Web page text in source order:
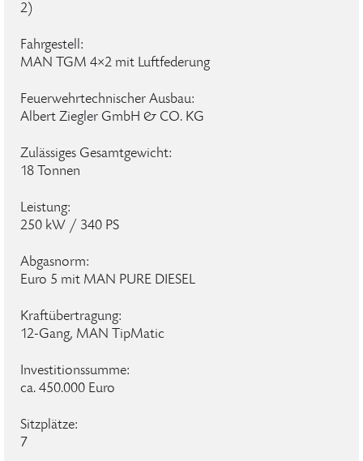
2)
Fahrgestell:
MAN TGM 4×2 mit Luftfederung
Feuerwehrtechnischer Ausbau:
Albert Ziegler GmbH & CO. KG
Zulässiges Gesamtgewicht:
18 Tonnen
Leistung:
250 kW / 340 PS
Abgasnorm:
Euro 5 mit MAN PURE DIESEL
Kraftübertragung:
12-Gang, MAN TipMatic
Investitionssumme:
ca. 450.000 Euro
Sitzplätze:
7